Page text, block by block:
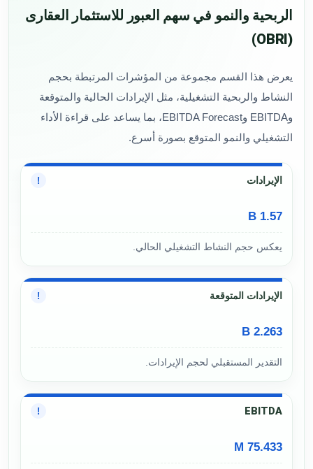
الربحية والنمو في سهم العبور للاستثمار العقارى
(OBRI)
يعرض هذا القسم مجموعة من المؤشرات المرتبطة بحجم
النشاط والربحية التشغيلية، مثل الإيرادات الحالية والمتوقعة
وEBITDA وEBITDA Forecast، بما يساعد على قراءة الأداء
التشغيلي والنمو المتوقع بصورة أسرع.
الإيرادات !
1.57 B
يعكس حجم النشاط التشغيلي الحالي.
الإيرادات المتوقعة !
2.263 B
التقدير المستقبلي لحجم الإيرادات.
EBITDA
!
75.433 M